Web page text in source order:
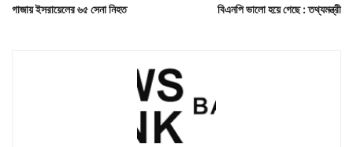
গাজায় ইসরায়েলের ৬৫ সেনা নিহত বিএনপি ভালো হয়ে গেছে : তথ্যমন্ত্রী